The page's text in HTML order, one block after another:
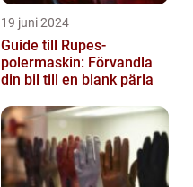
19 juni 2024
Guide till Rupes-
polermaskin: Förvandla
din bil till en blank pärla